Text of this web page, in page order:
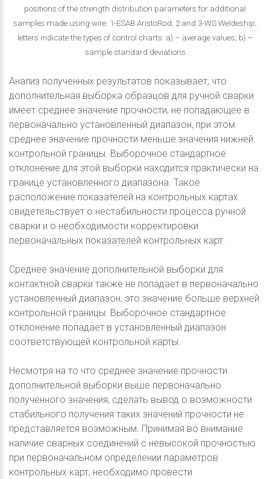
positions of the strength distribution parameters for additional
samples made using wire: 1-ESAB AristoRod; 2 and 3-WS Weldeship;
letters indicate the types of control charts: a) – average values; b) –
sample standard deviations
Анализ полученных результатов показывает, что
дополнительная выборка образцов для ручной сварки
имеет среднее значение прочности, не попадающее в
первоначально установленный диапазон, при этом
среднее значение прочности меньше значения нижней
контрольной границы. Выборочное стандартное
отклонение для этой выборки находится практически на
границе установленного диапазона. Такое
расположение показателей на контрольных картах
свидетельствует о нестабильности процесса ручной
сварки и о необходимости корректировки
первоначальных показателей контрольных карт.
Среднее значение дополнительной выборки для
контактной сварки также не попадает в первоначально
установленный диапазон, это значение больше верхней
контрольной границы. Выборочное стандартное
отклонение попадает в установленный диапазон
соответствующей контрольной карты.
Несмотря на то что среднее значение прочности
дополнительной выборки выше первоначально
полученного значения, сделать вывод о возможности
стабильного получения таких значений прочности не
представляется возможным. Принимая во внимание
наличие сварных соединений с невысокой прочностью
при первоначальном определении параметров
контрольных карт, необходимо провести